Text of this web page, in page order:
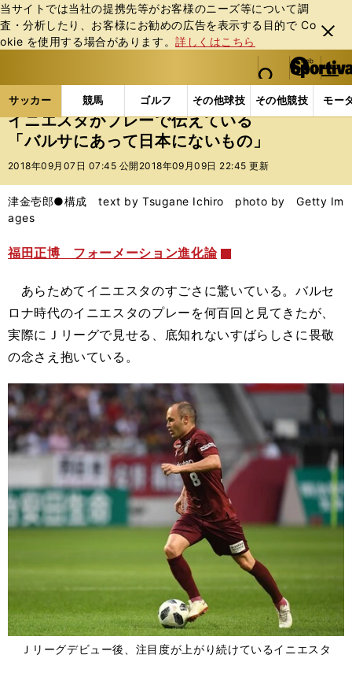
当サイトでは当社の提携先等がお客様のニーズ等について調
査・分析したり、お客様にお勧めの広告を表⽰する⽬的で Co
okie を使⽤する場合があります。詳しくはこちら
閉じ
る
web Sportiva (webスポルティーバ)
検索
マイペ
ー
ジ
メニュ
サッカー 競馬 ゴルフ その他球技 その他競技 モー
ス
ポ
ル
バ
サッカーの記事一覧 Jリーグ他 福田正博 イニエ
イニエスタがプレーで伝えている
「バルサにあって日本にないもの」
2018年09月07日 07:45 公開 2018年09月09日 22:45 更新
津金壱郎●構成 text by Tsugane Ichiro photo by Getty Im
ages
福田正博 フォーメーション進化論
あらためてイニエスタのすごさに驚いている。バルセ
ロナ時代のイニエスタのプレーを何百回と見てきたが、
実際にＪリーグで見せる、底知れないすばらしさに畏敬
の念さえ抱いている。
Ｊリーグデビュー後、注目度が上がり続けているイニエスタ